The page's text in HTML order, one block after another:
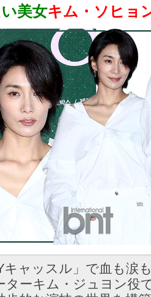
美女キム・ソヒョ
キャッスル」で血も涙
ターキム・ジュヨン役